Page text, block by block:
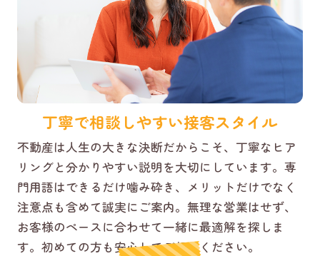
丁寧で相談しやすい接客スタイル
不動産は人生の大きな決断だからこそ、丁寧なヒア
リングと分かりやすい説明を大切にしています。専
門用語はできるだけ噛み砕き、メリットだけでなく
注意点も含めて誠実にご案内。無理な営業はせず、
お客様のペースに合わせて一緒に最適解を探しま
す。初めての方も安心してご相談ください。